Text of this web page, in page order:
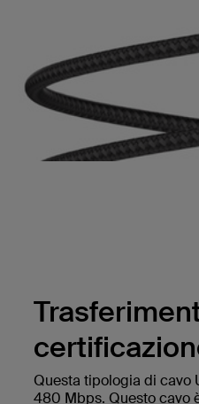
Questa tipologia di cavo
480 Mbps. Questo cavo